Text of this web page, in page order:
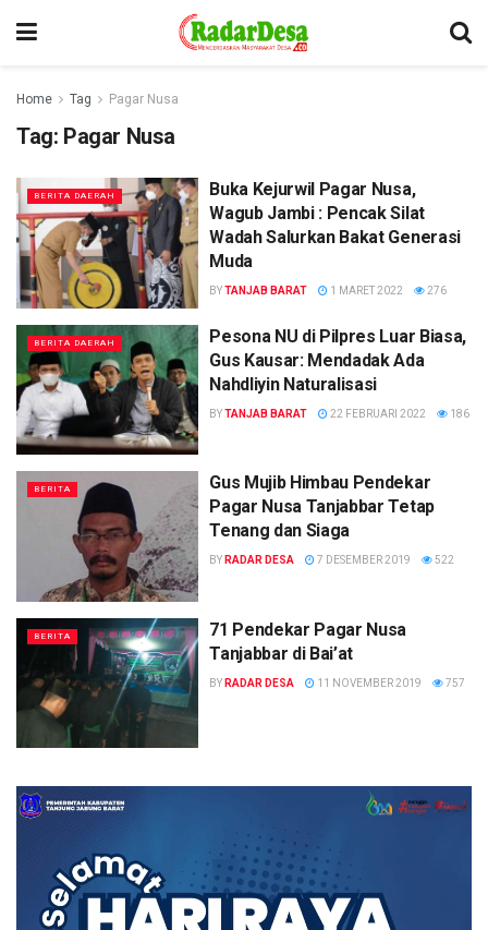
Home Tag Pagar Nusa
Tag: Pagar Nusa
BERITA DAERAH
Buka Kejurwil Pagar Nusa,
Wagub Jambi : Pencak Silat
Wadah Salurkan Bakat Generasi
Muda
BYTANJAB BARAT 1 MARET 2022 276
BERITA DAERAH
Pesona NU di Pilpres Luar Biasa,
Gus Kausar: Mendadak Ada
Nahdliyin Naturalisasi
BYTANJAB BARAT 22 FEBRUARI 2022 186
BERITA
Gus Mujib Himbau Pendekar
Pagar Nusa Tanjabbar Tetap
Tenang dan Siaga
BY RADAR DESA 7 DESEMBER 2019 522
BERITA
71 Pendekar Pagar Nusa
Tanjabbar di Bai’at
BY RADAR DESA 11 NOVEMBER 2019 757